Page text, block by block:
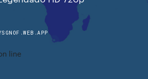
line